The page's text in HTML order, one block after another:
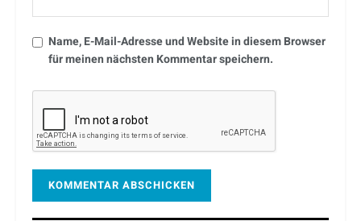
Name, E-Mail-Adresse und Website in diesem Browser
für meinen nächsten Kommentar speichern.